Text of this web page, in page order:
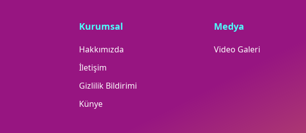
Kurumsal
Hakkımızda
İletişim
Gizlilik Bildirimi
Künye
Medya
Video Galeri